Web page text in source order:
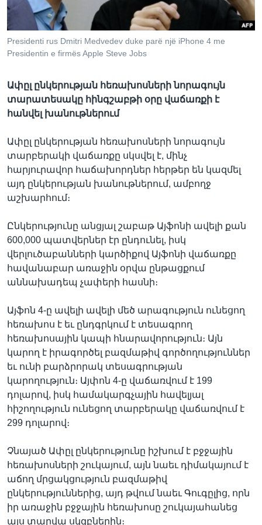
Լեզուներ
Presidenti rus Dmitri Medvedev duke parë një iPhone 4 me
Presidentin e firmës Apple Steve Jobs
Ափըլ ընկերության հեռախոսների նորագույն
տարատեսակը հինգշաբթի օրը վաճառքի է
հանվել խանութներում
Ափըլ ընկերության հեռախոսների նորագույն
տարբերակի վաճառքը սկսվել է, մինչ
հարյուրավոր հաճախորդներ հերթեր են կազմել
այդ ընկերության խանութներում, ամբողջ
աշխարհում։
Ընկերությունը անցյալ շաբաթ Այֆոնի ավելի քան
600,000 պատվերներ էր ընդունել, իսկ
վերլուծաբանների կարծիքով Այֆոնի վաճառքը
հավանաբար առաջին օրվա ընթացքում
աննախադեպ չափերի հասնի։
Այֆոն 4-ը ավելի ավելի մեծ արագություն ունեցող
հեռախոս է եւ ընդգրկում է տեսագրող
հեռախոսային կապի հնարավորություն։ Այն
կարող է իրագործել բազմաթիվ գործողություններ
եւ ունի բարձրորակ տեսագրության
կարողություն։ Այփոն 4-ը վաճառվում է 199
դոլարով, իսկ համակարգչային հավելյալ
հիշողություն ունեցող տարբերակը վաճառվում է
299 դոլարով։
Չնայած Ափըլ ընկերությունը իշխում է բջջային
հեռախոսների շուկայում, այն նաեւ դիմակայում է
աճող մրցակցություն բազմաթիվ
ընկերություններից, այդ թվում նաեւ Գուգըլից, որն
իր առաջին բջջային հեռախոսը շուկայահանեց
այս տարվա սկզբներին։